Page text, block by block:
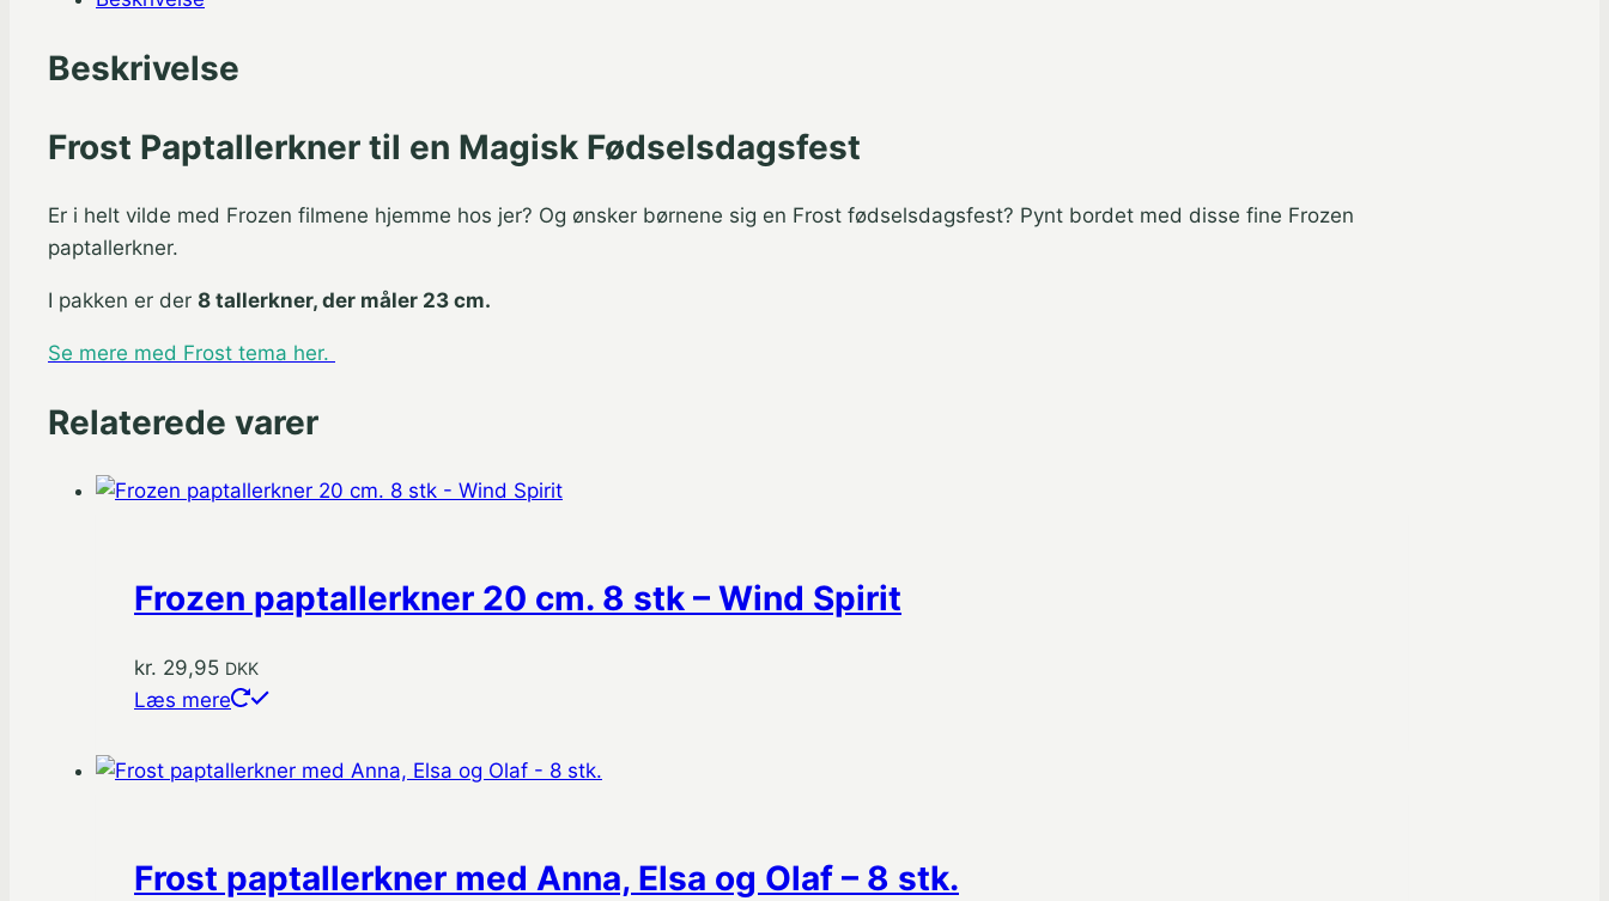
Beskrivelse
Frost Paptallerkner til en Magisk Fødselsdagsfest
Er i helt vilde med Frozen filmene hjemme hos jer? Og ønsker børnene sig en Frost fødselsdagsfest? Pynt bordet med disse fine Frozen
paptallerkner.
I pakken er der 8 tallerkner, der måler 23 cm.
Se mere med Frost tema her.
Relaterede varer
Frozen paptallerkner 20 cm. 8 stk – Wind Spirit
kr. 29,95 DKK
Læs mere
Frost paptallerkner med Anna, Elsa og Olaf – 8 stk.